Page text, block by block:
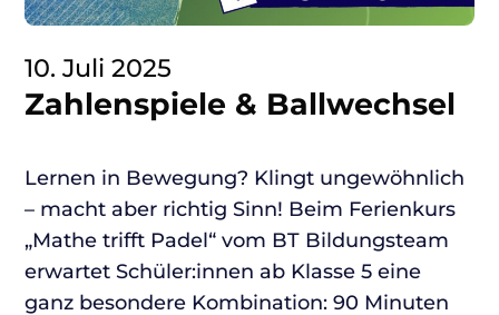
10. Juli 2025
Zahlenspiele & Ballwechsel
Lernen in Bewegung? Klingt ungewöhnlich
– macht aber richtig Sinn! Beim Ferienkurs
„Mathe trifft Padel“ vom BT Bildungsteam
erwartet Schüler:innen ab Klasse 5 eine
ganz besondere Kombination: 90 Minuten